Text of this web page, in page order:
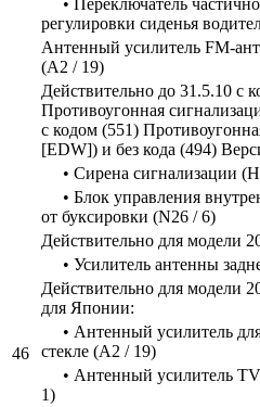
регулировки сиденья
46
Антенный усилитель FM-
(A2 / 19)
Действительно до 31.5.10 с
Противоугонная
с кодом (551)
[EDW]) и без кода (494)
• Сирена сигнализации
• Блок управления
от буксировки (N26 / 6)
Действительно для модели
• Усилитель антенны
Действительно для модели
для Японии:
• Антенный усилитель
стекле (A2 / 19)
• Антенный усилитель
1)